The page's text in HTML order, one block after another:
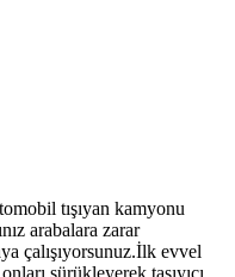
tışıyan kamyonu
arabalara zarar
çalışıyorsunuz.İlk evvel
sürükleyerek taşıyıcı